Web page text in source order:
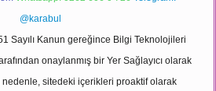
@karabul
Sayılı Kanun gereğince Bilgi Teknolojileri
onaylanmış bir Yer Sağlayıcı olarak
nedenle, sitedeki içerikleri proaktif olarak